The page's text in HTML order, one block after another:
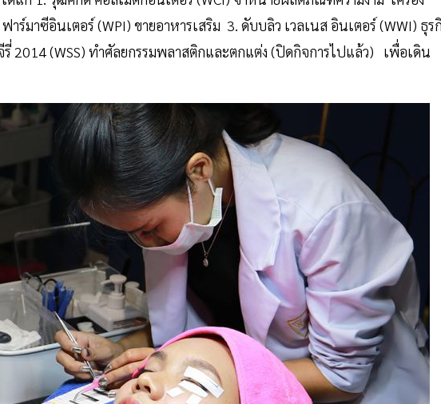
ร์มาซีอินเตอร์ (WPI) ขายอาหารเสริม 3. ดับบลิว เวลเนส อินเตอร์ (WWI) ธุร
2014 (WSS) ทำศัลยกรรมพลาสติกและตกแต่ง (ปิดกิจการไปแล้ว) เพื่อเดิน